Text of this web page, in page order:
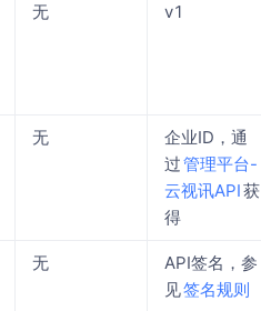
无 v1
无
企业ID，通
过管理平台-
云视讯API获
得
无
API签名，参
见签名规则